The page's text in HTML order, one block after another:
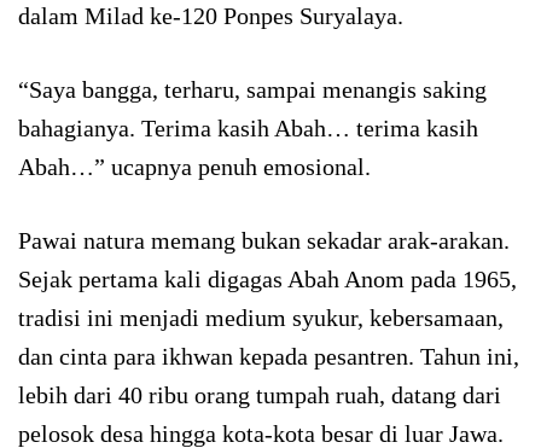
dalam Milad ke-120 Ponpes Suryalaya.
“Saya bangga, terharu, sampai menangis saking
bahagianya. Terima kasih Abah… terima kasih
Abah…” ucapnya penuh emosional.
Pawai natura memang bukan sekadar arak-arakan.
Sejak pertama kali digagas Abah Anom pada 1965,
tradisi ini menjadi medium syukur, kebersamaan,
dan cinta para ikhwan kepada pesantren. Tahun ini,
lebih dari 40 ribu orang tumpah ruah, datang dari
pelosok desa hingga kota-kota besar di luar Jawa.